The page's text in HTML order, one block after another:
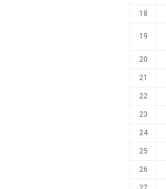
18
19
20
21
22
23
24
25
26